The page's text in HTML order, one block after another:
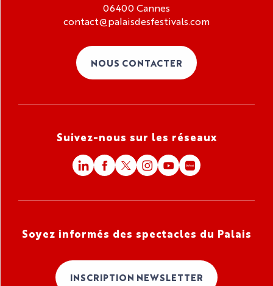
06400 Cannes
contact@palaisdesfestivals.com
NOUS CONTACTER
Suivez-nous sur les réseaux
Soyez informés des spectacles du Palais
INSCRIPTION NEWSLETTER